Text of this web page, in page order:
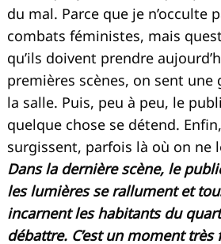
du mal. Parce que je n’occulte
combats féministes, mais
qu’ils doivent prendre
premières scènes, on sent une
la salle. Puis, peu à peu, le
quelque chose se détend.
surgissent, parfois là où on ne
Dans la dernière scène, le
les lumières se rallument et
incarnent les habitants du
débattre. C’est un moment très